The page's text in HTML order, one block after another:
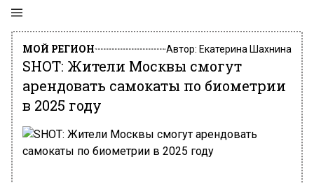
МОЙ РЕГИОН Автор: Екатерина Шахнина
SHOT: Жители Москвы смогут
арендовать самокаты по биометрии
в 2025 году